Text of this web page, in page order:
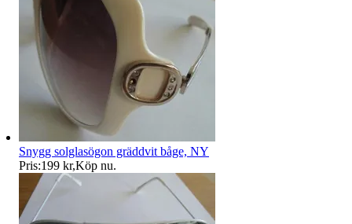
Snygg solglasögon gräddvit båge, NY
Pris:199 kr,Köp nu.